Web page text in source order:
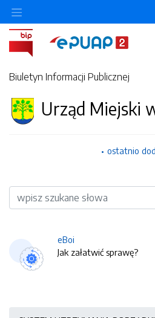
Biuletyn Informacji Publicznej
Urząd Miejski
ostatnio
Wyszukiwarka
eBoi
Jak załatwić sprawę?